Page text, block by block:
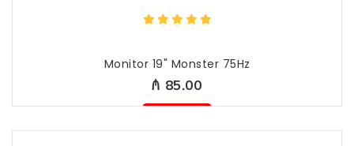
Monitor 19" Monster 75Hz
₼ 85.00
Mövcud deyil